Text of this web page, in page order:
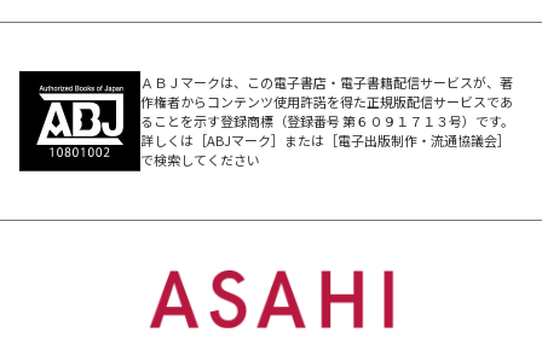
野）
島）
【ロンドン・ナショナル・ギャラリー展完全ガイドブッ
主な内容
●ゼッタイに見たい名画セレクション1～6解説
●ゴッホ総力特集その1 《ひまわり》が傑作な理由
ＡＢＪマークは、この電子書店・電子書籍配信サービスが、著
作権者からコンテンツ使用許諾を得た正規版配信サービスであ
ることを示す登録商標（登録番号 第６０９１７１３号）です。
詳しくは［ABJマーク］または［電子出版制作・流通協議会］
で検索してください